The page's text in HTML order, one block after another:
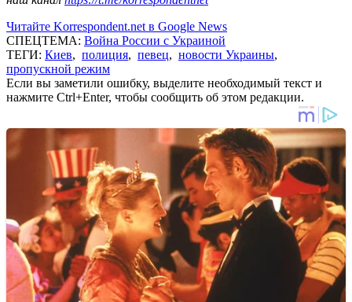
Читайте Korrespondent.net в Google News
СПЕЦТЕМА: Война России с Украиной
ТЕГИ: Киев, полиция, певец, новости Украины,
пропускной режим
Если вы заметили ошибку, выделите необходимый текст и
нажмите Ctrl+Enter, чтобы сообщить об этом редакции.